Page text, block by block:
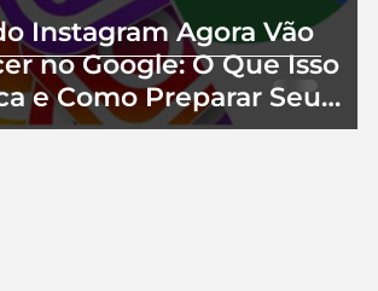
Instagram Agora Vão
no Google: O Que Isso
e Como Preparar Seu